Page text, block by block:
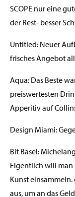
SCOPE nur eine
der Rest- besser
Untitled: Neuer
frisches Angebot
Aqua: Das Beste
preiswertesten
Apperitiv auf
Design Miami:
Bit Basel:
Eigentlich will man
Kunst
aus, um an das